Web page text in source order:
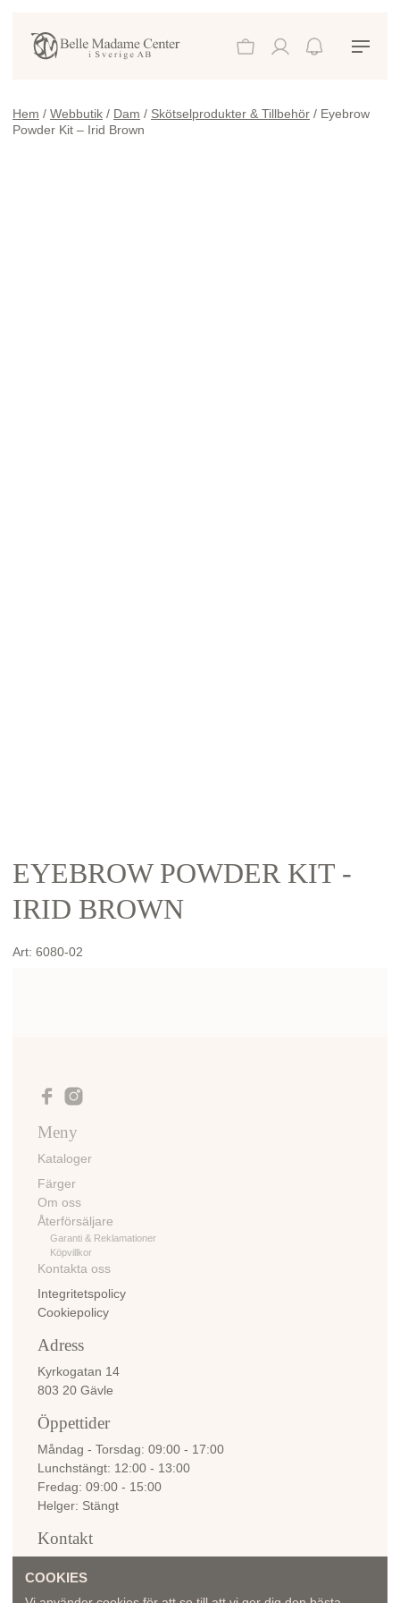
Hem / Webbutik / Dam / Skötselprodukter & Tillbehör / Eyebrow
Powder Kit – Irid Brown
EYEBROW POWDER KIT -
IRID BROWN
Art: 6080-02
Meny
Kataloger
Färger
Om oss
Återförsäljare
Garanti & Reklamationer
Köpvillkor
Kontakta oss
Integritetspolicy
Cookiepolicy
Adress
Kyrkogatan 14
803 20 Gävle
Öppettider
Måndag - Torsdag 09:00 - 17:00
Lunchstängt 12:00 - 13:00
Fredag 09:00 - 15:00
Helger Stängt
Kontakt
COOKIES